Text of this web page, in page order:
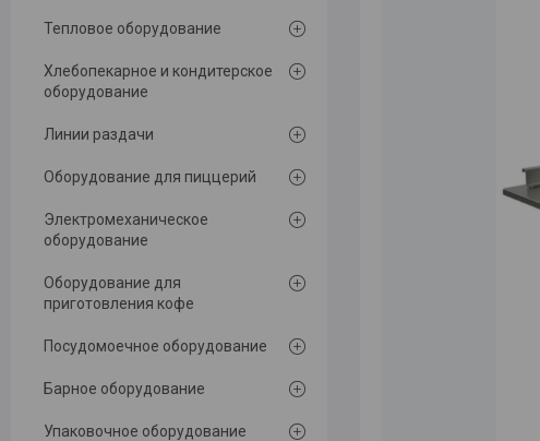
Тепловое оборудование
Хлебопекарное и кондитерское
оборудование
Линии раздачи
Оборудование для пиццерий
Электромеханическое
оборудование
Оборудование для
приготовления кофе
Посудомоечное оборудование
Барное оборудование
Упаковочное оборудование